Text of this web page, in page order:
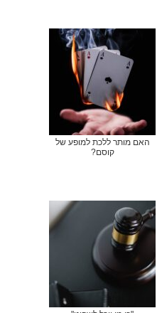
האם מותר ללכת למופע של
קוסם?